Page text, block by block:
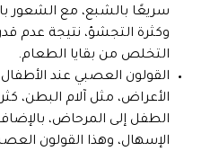
سريعًا بالشبع، مع الشعور
وكثرة التجشؤ، نتيجة عدم
التخلص من بقايا الطعام.
القولون العصبي عند
الأعراض، مثل آلام البطن،
الطفل إلى المرحاض،
الإسهال، وهذا القولون